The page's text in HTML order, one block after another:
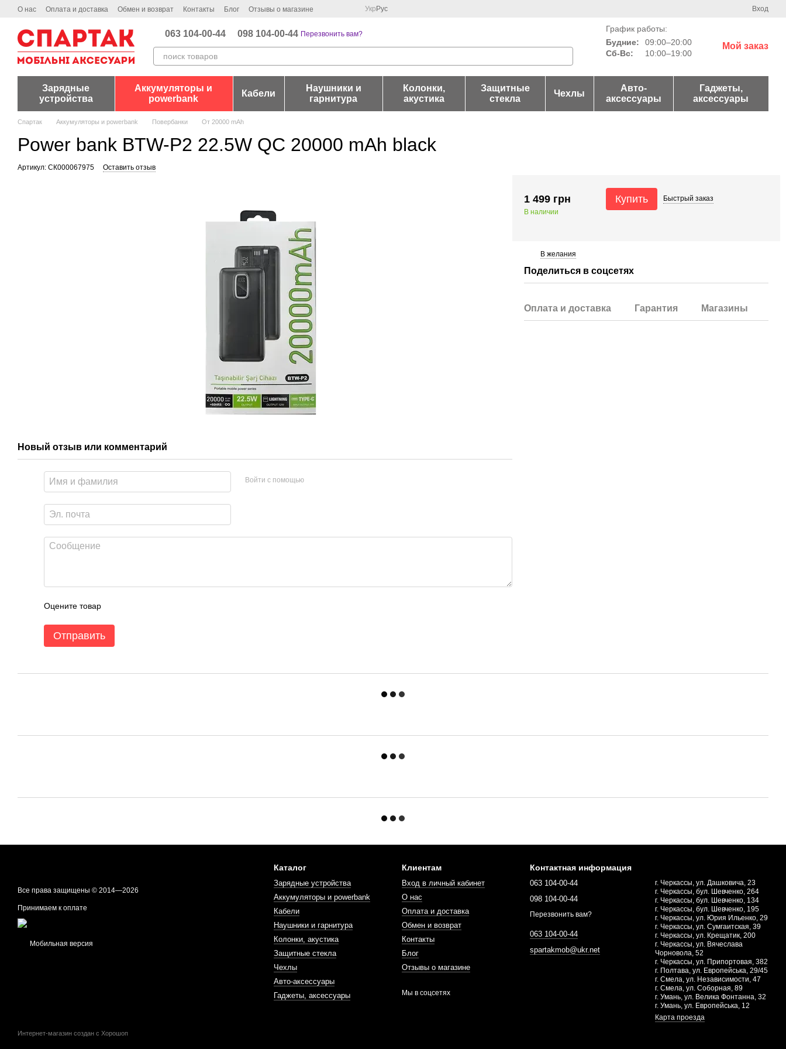
Перейти к основному контенту
О нас Оплата и доставка Обмен и возврат Контакты Блог Отзывы о магазине Укр Рус Вход
063 104-00-44 098 104-00-44 Перезвонить вам?
График работы:
Будние:
09:00–20:00
Сб-Вс:
10:00–19:00
Мой заказ
Зарядные
устройства
Аккумуляторы и
powerbank
Кабели
Наушники и
гарнитура
Колонки,
акустика
Защитные
стекла
Чехлы
Авто-
аксессуары
Гаджеты,
аксессуары
Спартак Аккумуляторы и powerbank Повербанки От 20000 mAh
Power bank BTW-P2 22.5W QC 20000 mAh black
Артикул: СК000067975 Оставить отзыв
Новый отзыв или комментарий
Войти с помощью
Оцените товар
Отправить
1 499 грн
В наличии
Купить Быстрый заказ
В желания
Поделиться в соцсетях
Оплата и доставка Гарантия Магазины
Все права защищены © 2014—2026
Принимаем к оплате
Мобильная версия
Интернет-магазин создан с Хорошоп
Каталог
Зарядные устройства
Аккумуляторы и powerbank
Кабели
Наушники и гарнитура
Колонки, акустика
Защитные стекла
Чехлы
Авто-аксессуары
Гаджеты, аксессуары
Клиентам
Вход в личный кабинет
О нас
Оплата и доставка
Обмен и возврат
Контакты
Блог
Отзывы о магазине
Мы в соцсетях
Контактная информация
063 104-00-44
098 104-00-44
Перезвонить вам?
063 104-00-44
spartakmob@ukr.net
г. Черкассы, ул. Дашковича, 23
г. Черкассы, бул. Шевченко, 264
г. Черкассы, бул. Шевченко, 134
г. Черкассы, бул. Шевченко, 195
г. Черкассы, ул. Юрия Ильенко, 29
г. Черкассы, ул. Сумгаитская, 39
г. Черкассы, ул. Крещатик, 200
г. Черкассы, ул. Вячеслава
Чорновола, 52
г. Черкассы, ул. Припортовая, 382
г. Полтава, ул. Европейська, 29/45
г. Смела, ул. Независимости, 47
г. Смела, ул. Соборная, 89
г. Умань, ул. Велика Фонтанна, 32
г. Умань, ул. Европейська, 12
Карта проезда